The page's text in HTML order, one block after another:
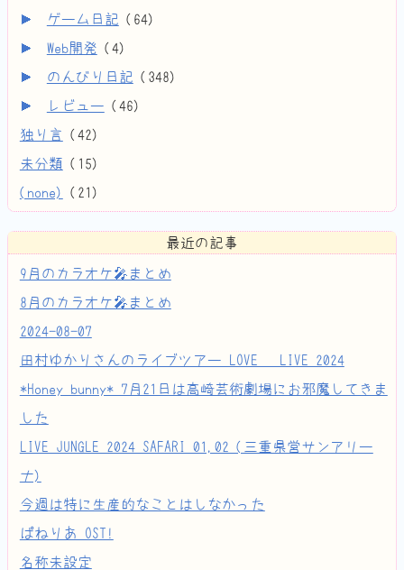
ゲーム日記 ( 64)
Web開発 (4)
のんびり日記 ( 348)
レビュー (46)
独り言
(42)
未分類 ( 15)
(none)
( 21)
最近の記事
9月のカラオケ🎤まとめ
8月のカラオケ🎤まとめ
2024-08-07
田村ゆかりさんのライブツアー LOVE ♡ LIVE 2024
*Honey bunny* 7月21日は高崎芸術劇場にお邪魔してきま
した
LIVE JUNGLE 2024 SAFARI 01,02 (三重県営サンアリー
ナ)
今週は特に生産的なことはしなかった
ぱねりあ OST!
名称未設定